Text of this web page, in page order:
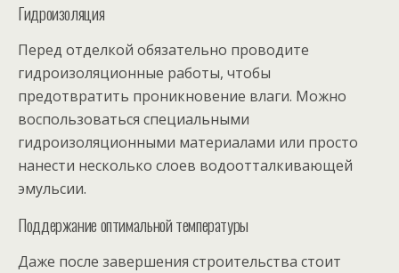
Гидроизоляция
Перед отделкой обязательно проводите
гидроизоляционные работы, чтобы
предотвратить проникновение влаги. Можно
воспользоваться специальными
гидроизоляционными материалами или просто
нанести несколько слоев водоотталкивающей
эмульсии.
Поддержание оптимальной температуры
Даже после завершения строительства стоит